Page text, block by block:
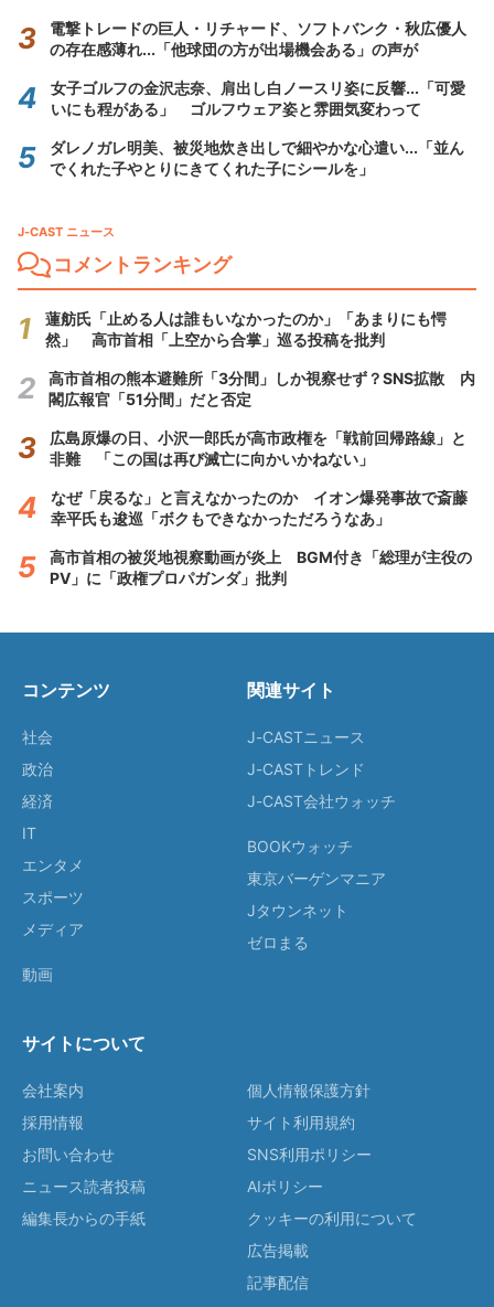
電撃トレードの巨人・リチャード、ソフトバンク・秋広優人
の存在感薄れ...「他球団の方が出場機会ある」の声が
女子ゴルフの金沢志奈、肩出し白ノースリ姿に反響...「可愛
いにも程がある」 ゴルフウェア姿と雰囲気変わって
ダレノガレ明美、被災地炊き出しで細やかな心遣い...「並ん
でくれた子やとりにきてくれた子にシールを」
J-CAST ニュース
コメントランキング
蓮舫氏「止める人は誰もいなかったのか」「あまりにも愕
然」 高市首相「上空から合掌」巡る投稿を批判
高市首相の熊本避難所「3分間」しか視察せず？SNS拡散 内
閣広報官「51分間」だと否定
広島原爆の日、小沢一郎氏が高市政権を「戦前回帰路線」と
非難 「この国は再び滅亡に向かいかねない」
なぜ「戻るな」と言えなかったのか イオン爆発事故で斎藤
幸平氏も逡巡「ボクもできなかっただろうなあ」
高市首相の被災地視察動画が炎上 BGM付き「総理が主役の
PV」に「政権プロパガンダ」批判
コンテンツ
社会
政治
経済
IT
エンタメ
スポーツ
メディア
動画
関連サイト
J-CASTニュース
J-CASTトレンド
J-CAST会社ウォッチ
BOOKウォッチ
東京バーゲンマニア
Jタウンネット
ゼロまる
サイトについて
会社案内
採用情報
お問い合わせ
ニュース読者投稿
編集長からの手紙
個人情報保護方針
サイト利用規約
SNS利用ポリシー
AIポリシー
クッキーの利用について
広告掲載
記事配信